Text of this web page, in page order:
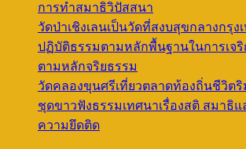
การทำสมาธิวิปัสสนา
วัดป่าเชิงเลนเป็นวัดที่สงบสุขกลางกรุง
ปฏิบัติธรรมตามหลักพื้นฐานในการเจ
ตามหลักจริยธรรม
วัดคลองขุนศรีเที่ยวตลาดท้องถิ่นชีวิต
ชุดขาวฟังธรรมเทศนาเรื่องสติ สมาธิ
ความยึดติด